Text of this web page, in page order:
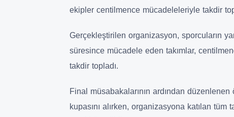
ekipler centilmence mücadeleleriyle takdir
Gerçekleştirilen organizasyon, sporcuların
süresince mücadele eden takımlar,
takdir topladı.
Final müsabakalarının ardından
kupasını alırken, organizasyona katılan